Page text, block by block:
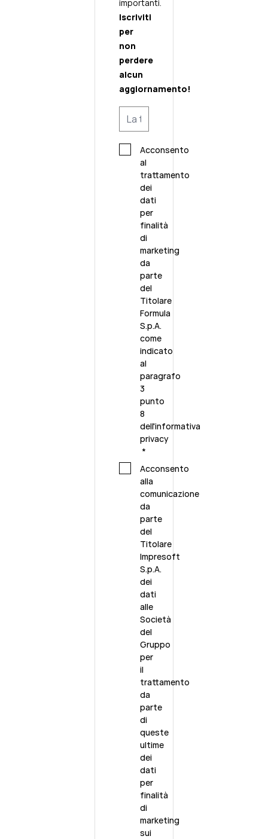
importanti.
Iscriviti
per
non
perdere
alcun
aggiornamento!
Acconsento
al
trattamento
dei
dati
per
finalità
di
marketing
da
parte
del
Titolare
Formula
S.p.A.
come
indicato
al
paragrafo
3
punto
8
dell'informativa
privacy
*
Acconsento
alla
comunicazione
da
parte
del
Titolare
Impresoft
S.p.A.
dei
dati
alle
Società
del
Gruppo
per
il
trattamento
da
parte
di
queste
ultime
dei
dati
per
finalità
di
marketing
sui